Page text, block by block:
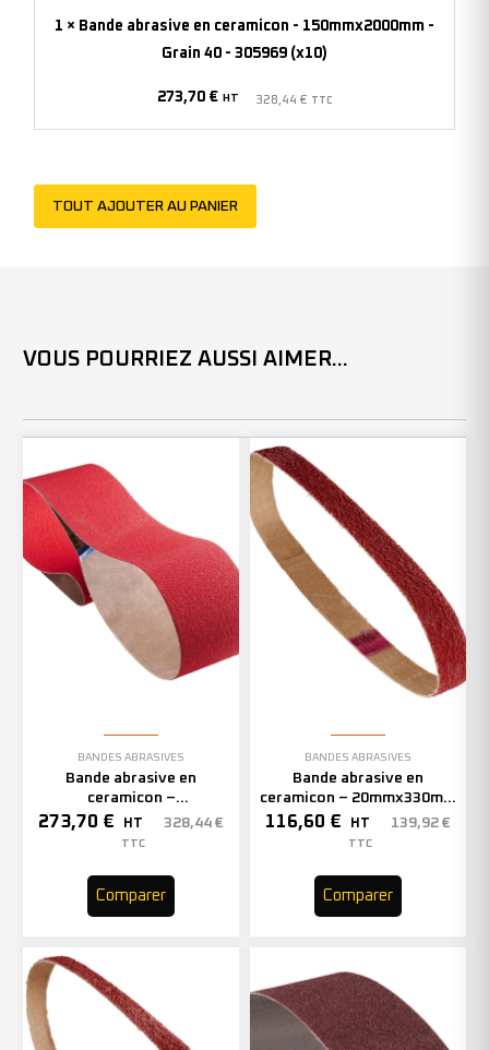
40
1 × Bande abrasive en ceramicon - 150mmx2000mm -
Grain 40 - 305969 (x10)
273,70 € HT 328,44 €
TOUT AJOUTER AU PANIER
VOUS POURRIEZ AUSSI AIMER...
BANDES ABRASIVES
Bande abrasive en
ceramicon –
150mmx2000mm – Grain 40
– 305969 (x10)
273,70 € HT 328,44 €
TTC
Comparer
BANDES ABRASIVES
Bande abrasive en
ceramicon – 20mmx330mm
– Grain 40 – 333005 (x50)
116,60 € HT 139,92 €
TTC
Comparer